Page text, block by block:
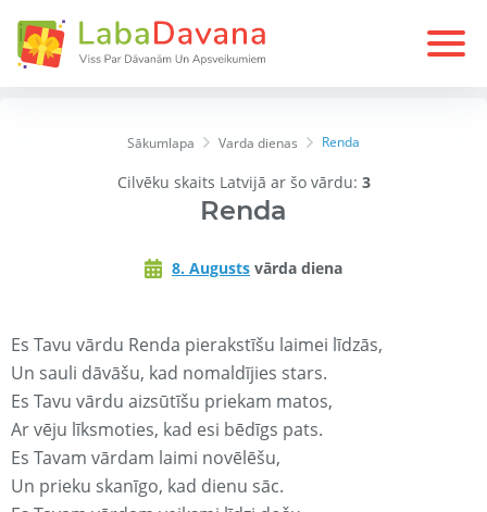
Sākumlapa Varda dienas Renda
Cilvēku skaits Latvijā ar šo vārdu: 3
Renda
8. Augusts vārda diena
Es Tavu vārdu Renda pierakstīšu laimei līdzās,
Un sauli dāvāšu, kad nomaldījies stars.
Es Tavu vārdu aizsūtīšu priekam matos,
Ar vēju līksmoties, kad esi bēdīgs pats.
Es Tavam vārdam laimi novēlēšu,
Un prieku skanīgo, kad dienu sāc.